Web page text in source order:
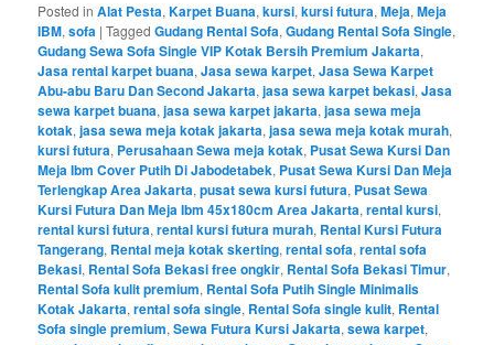
Posted in Alat Pesta,Karpet Buana,kursi,kursi futura,Meja,Meja
IBM,sofa |Tagged Gudang Rental Sofa,Gudang Rental Sofa Single,
Gudang Sewa Sofa Single VIP Kotak Bersih Premium Jakarta,
Jasa rental karpet buana,Jasa sewa karpet,Jasa Sewa Karpet
Abu-abu Baru Dan Second Jakarta,jasa sewa karpet bekasi,Jasa
sewa karpet buana,jasa sewa karpet jakarta,jasa sewa meja
kotak,jasa sewa meja kotak jakarta,jasa sewa meja kotak murah,
kursi futura, Perusahaan Sewa meja kotak, Pusat Sewa Kursi Dan
Meja Ibm Cover Putih Di Jabodetabek, Pusat Sewa Kursi Dan Meja
Terlengkap Area Jakarta,pusat sewa kursi futura, Pusat Sewa
Kursi Futura Dan Meja Ibm 45x180cm Area Jakarta,rental kursi,
rental kursi futura,rental kursi futura murah, Rental Kursi Futura
Tangerang, Rental meja kotak skerting,rental sofa,rental sofa
Bekasi, Rental Sofa Bekasi free ongkir, Rental Sofa Bekasi Timur,
Rental Sofa kulit premium, Rental Sofa Putih Single Minimalis
Kotak Jakarta,rental sofa single, Rental Sofa single kulit, Rental
Sofa single premium,Sewa Futura Kursi Jakarta,sewa karpet,